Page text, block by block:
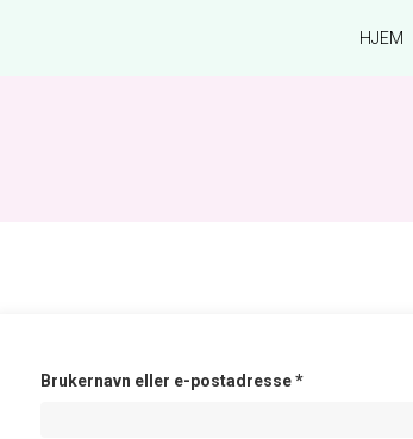
HJEM
Brukernavn eller e-postadresse*Påkrevd